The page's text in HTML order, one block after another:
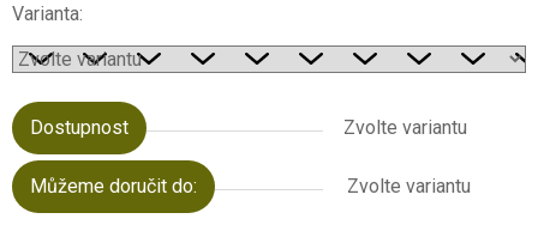
Varianta:
Dostupnost Zvolte variantu
Můžeme doručit do: Zvolte variantu